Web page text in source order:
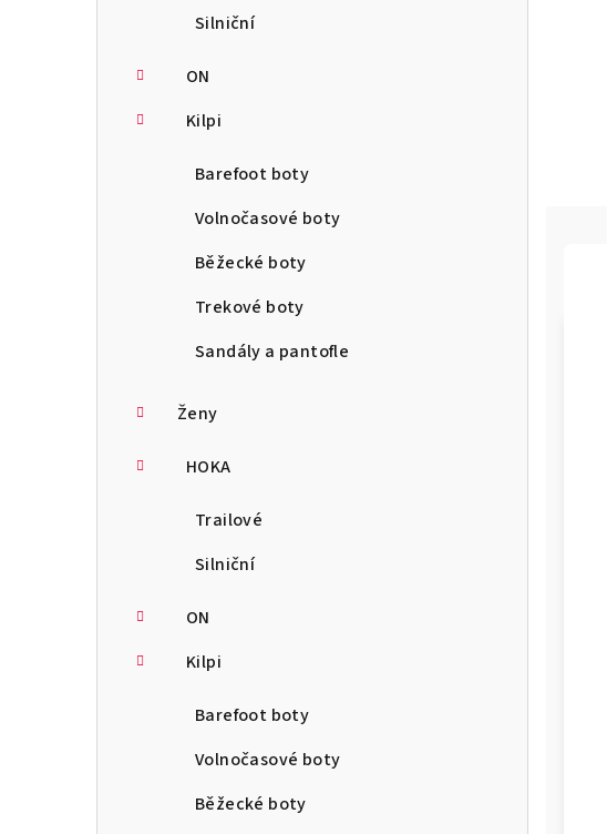
Silniční
ON
Kilpi
Barefoot boty
Volnočasové boty
Běžecké boty
Trekové boty
Sandály a pantofle
Ženy
HOKA
Trailové
Silniční
ON
Kilpi
Barefoot boty
Volnočasové boty
Běžecké boty